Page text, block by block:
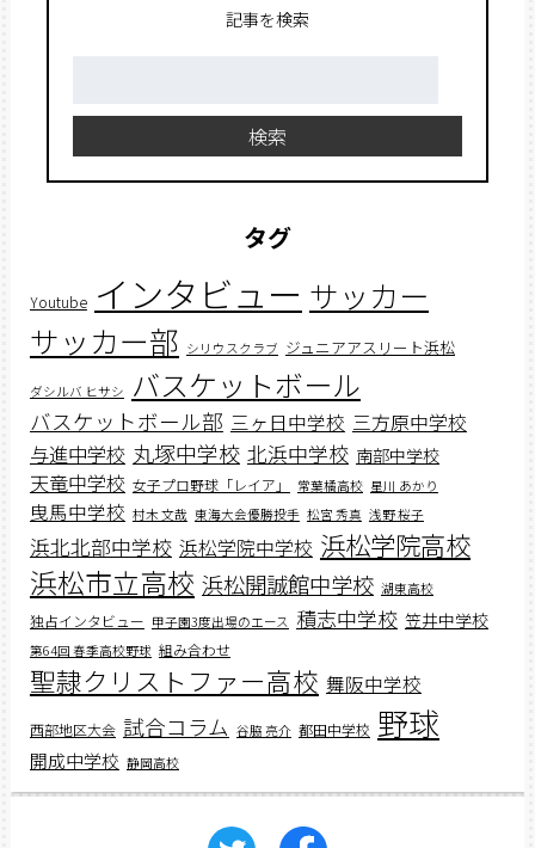
記事を検索
検索
タグ
Youtube インタビュー サッカー
サッカー部 シリウスクラブ ジュニアアスリート浜松
ダシルバ ヒサシ バスケットボール
バスケットボール部 三ヶ日中学校 三方原中学校
与進中学校 丸塚中学校 北浜中学校 南部中学校
天竜中学校 女子プロ野球「レイア」 常葉橘高校 星川 あかり
曳馬中学校 村木 文哉 東海大会優勝投手 松宮 秀真 浅野 桜子
浜北北部中学校 浜松学院中学校 浜松学院高校
浜松市立高校 浜松開誠館中学校 湖東高校
独占インタビュー 甲子園3度出場のエース 積志中学校 笠井中学校
第64回 春季高校野球 組み合わせ
聖隷クリストファー高校 舞阪中学校
西部地区大会 試合コラム 谷脇 亮介 都田中学校 野球
開成中学校 静岡高校